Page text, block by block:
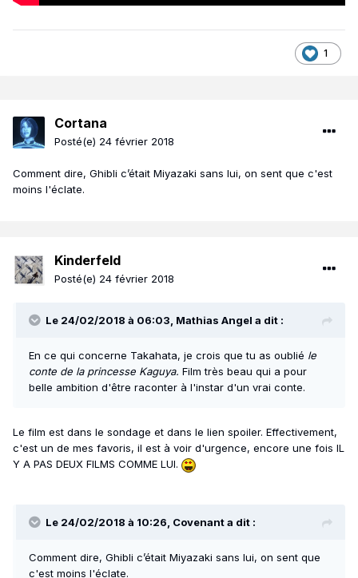
1
Cortana
Posté(e) 24 février 2018
Comment dire, Ghibli c’était Miyazaki sans lui, on sent que c'est
moins l'éclate.
Kinderfeld
Posté(e) 24 février 2018
Le 24/02/2018 à 06:03, Mathias Angel a dit :
En ce qui concerne Takahata, je crois que tu as oublié le
conte de la princesse Kaguya. Film très beau qui a pour
belle ambition d'être raconter à l'instar d'un vrai conte.
Le film est dans le sondage et dans le lien spoiler. Effectivement,
c'est un de mes favoris, il est à voir d'urgence, encore une fois IL
Y A PAS DEUX FILMS COMME LUI.
Le 24/02/2018 à 10:26, Covenant a dit :
Comment dire, Ghibli c’était Miyazaki sans lui, on sent que
c'est moins l'éclate.